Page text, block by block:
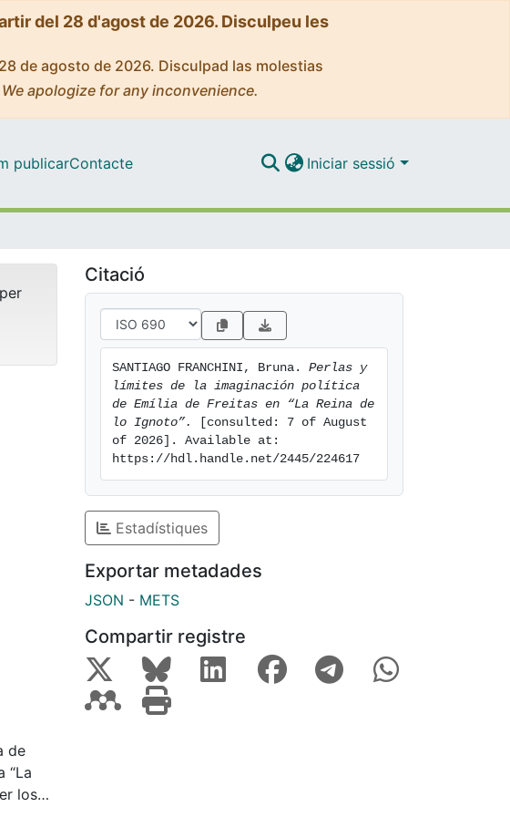
del 28 d'agost de 2026. Disculpeu les
de agosto de 2026. Disculpad las molestias
apologize for any inconvenience.
publicarContacte Iniciar sessió
de
“La
los
Citació
SANTIAGO FRANCHINI, Bruna. Perlas y
límites de la imaginación política
de Emília de Freitas en “La Reina de
lo Ignoto”.
[consulted: 7 of August
of 2026]. Available at:
https://hdl.handle.net/2445/224617
Estadístiques
Exportar metadades
JSON - METS
Compartir registre